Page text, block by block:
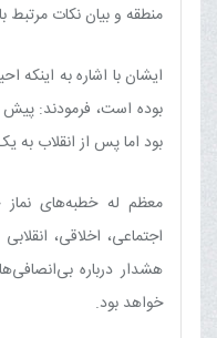
منطقه و بیان نکات
ایشان با اشاره به اینکه
بوده است، فرمودند: پیش
بود اما پس از انقلاب به
معظم له خطبه‌های
اجتماعی، اخلاقی،
هشدار درباره
خواهد بود.